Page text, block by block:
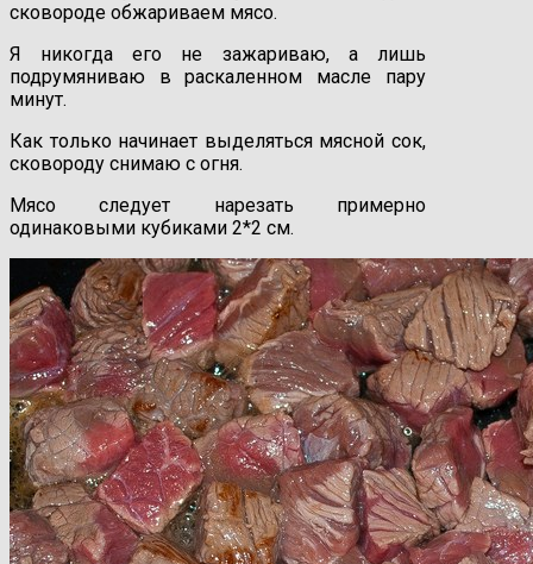
сковороде обжариваем мясо.
Я никогда его не зажариваю, а лишь
подрумяниваю в раскаленном масле пару
минут.
Как только начинает выделяться мясной сок,
сковороду снимаю с огня.
Мясо следует нарезать примерно
одинаковыми кубиками 2*2 см.